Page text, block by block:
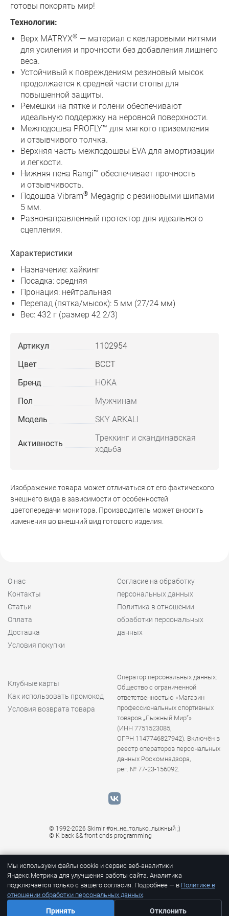
готовы покорять мир!
Технологии:
Верх MATRYX® — материал с кевларовыми нитями
для усиления и прочности без добавления лишнего
веса.
Устойчивый к повреждениям резиновый мысок
продолжается к средней части стопы для
повышенной защиты.
Ремешки на пятке и голени обеспечивают
идеальную поддержку на неровной поверхности.
Межподошва PROFLY™ для мягкого приземления
и отзывчивого толчка.
Верхняя часть межподошвы EVA для амортизации
и легкости.
Нижняя пена Rangi™ обеспечивает прочность
и отзывчивость.
Подошва Vibram® Megagrip с резиновыми шипами
5 мм.
Разнонаправленный протектор для идеального
сцепления.
Характеристики
Назначение: хайкинг
Посадка: средняя
Пронация: нейтральная
Перепад (пятка/мысок): 5 мм (27/24 мм)
Вес: 432 г (размер 42 2/3)
Артикул
1102954
Цвет
BCCT
Бренд
HOKA
Пол
Мужчинам
Модель
SKY ARKALI
Активность
Треккинг и скандинавская
ходьба
Изображение товара может отличаться от его фактического
внешнего вида в зависимости от особенностей
цветопередачи монитора. Производитель может вносить
изменения во внешний вид готового изделия.
О нас
Контакты
Статьи
Оплата
Доставка
Условия покупки
Согласие на обработку
персональных данных
Политика в отношении
обработки персональных
данных
Клубные карты
Как использовать промокод
Условия возврата товара
Оператор персональных данных:
Общество с ограниченной
ответственностью «Магазин
профессиональных спортивных
товаров „Лыжный Мир“»
(ИНН 7751523085,
ОГРН 1147746827942). Включён в
реестр операторов персональных
данных Роскомнадзора,
рег. № 77-23-156092.
© 1992-2026 Skimir #он_не_только_лыжный ;)
© K back && front ends programming
Мы используем файлы cookie и сервис веб-аналитики
Яндекс.Метрика для улучшения работы сайта. Аналитика
подключается только с вашего согласия. Подробнее — в Политике в
отношении обработки персональных данных.
Принять Отклонить